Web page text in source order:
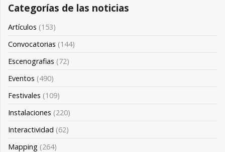
Categorías de las noticias
Artículos (153)
Convocatorias (144)
Escenografias (72)
Eventos (490)
Festivales (109)
Instalaciones (220)
Interactividad (62)
Mapping (264)